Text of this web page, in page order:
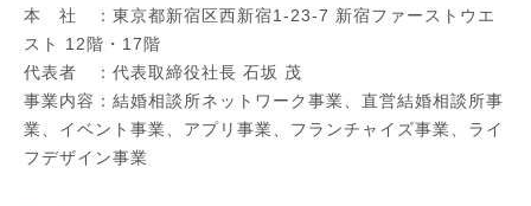
本 社 ：東京都新宿区西新宿1-23-7 新宿ファーストウエ
スト 12階・17階
代表者 ：代表取締役社長 石坂 茂
事業内容：結婚相談所ネットワーク事業、直営結婚相談所事
業、イベント事業、アプリ事業、フランチャイズ事業、ライ
フデザイン事業